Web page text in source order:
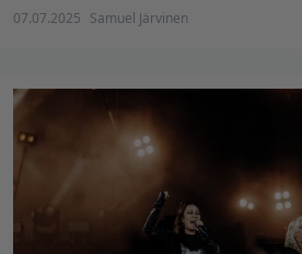
07.07.2025 Samuel Järvinen